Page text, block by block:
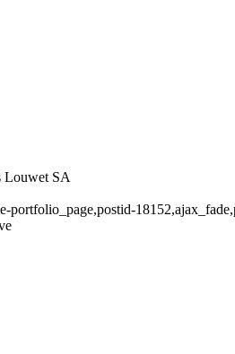
Louwet SA
portfolio_page,postid-